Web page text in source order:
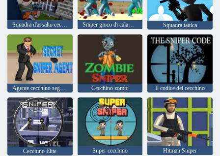
Sniper gioco di calamari Squadra tattica
Cecchino zombi Il codice del cecchino
Cecchino Elite Super cecchino Hitman Sniper